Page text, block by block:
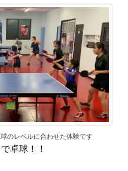
のレベルに合わせた体験です
卓球！！